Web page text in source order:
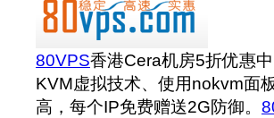
80VPS香港Cera机房5折优惠
KVM虚拟技术、使用nokvm面
高，每个IP免费赠送2G防御。